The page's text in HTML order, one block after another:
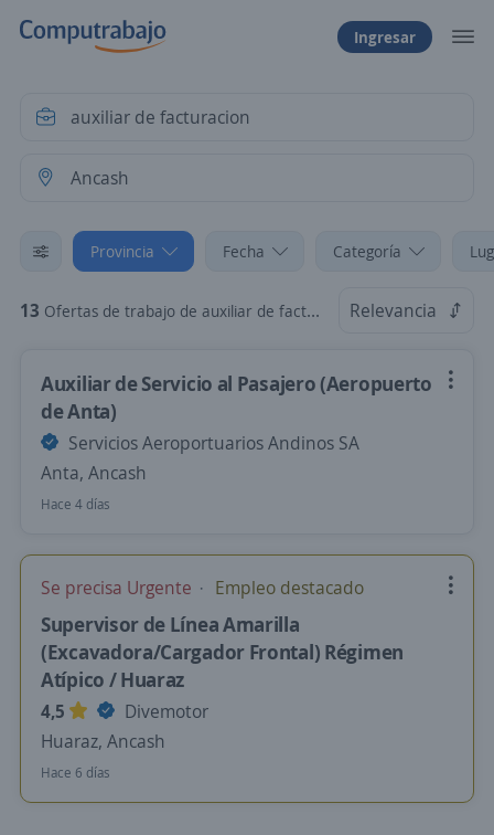
Ingresar
Provincia Fecha Categoría
13 Ofertas de trabajo de auxiliar de facturacion en Ancash Relevancia
Auxiliar de Servicio al Pasajero (Aeropuerto
de Anta)
Servicios Aeroportuarios Andinos SA
Anta, Ancash
Hace 4 días
Se precisa Urgente Empleo destacado
Supervisor de Línea Amarilla
(Excavadora/Cargador Frontal) Régimen
Atípico / Huaraz
4,5
Divemotor
Huaraz, Ancash
Hace 6 días